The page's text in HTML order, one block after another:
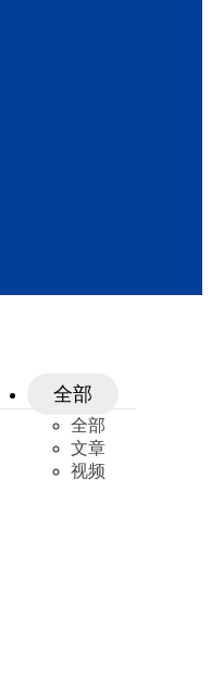
全部
全部
文章
视频